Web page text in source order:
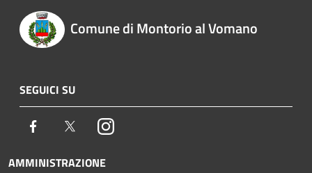
Comune di Montorio al Vomano
SEGUICI SU
Facebook TwitterInstagram
AMMINISTRAZIONE